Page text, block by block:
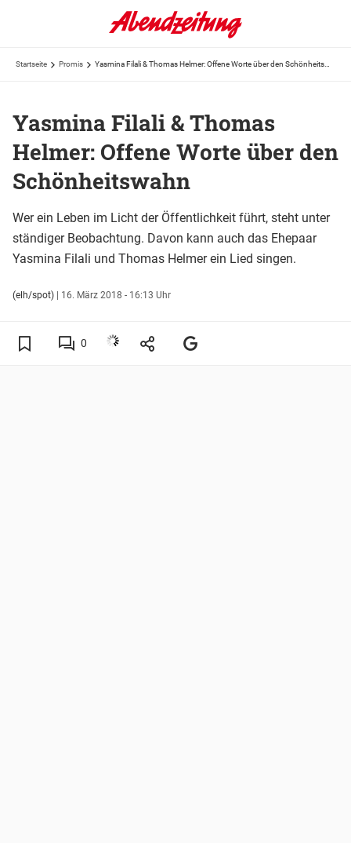
Startseite Promis
Yasmina Filali & Thomas
Helmer: Offene Worte über den
Schönheitswahn
Wer ein Leben im Licht der Öffentlichkeit führt, steht unter
ständiger Beobachtung. Davon kann auch das Ehepaar
Yasmina Filali und Thomas Helmer ein Lied singen.
(elh/spot) | 16. März 2018 - 16:13 Uhr
0